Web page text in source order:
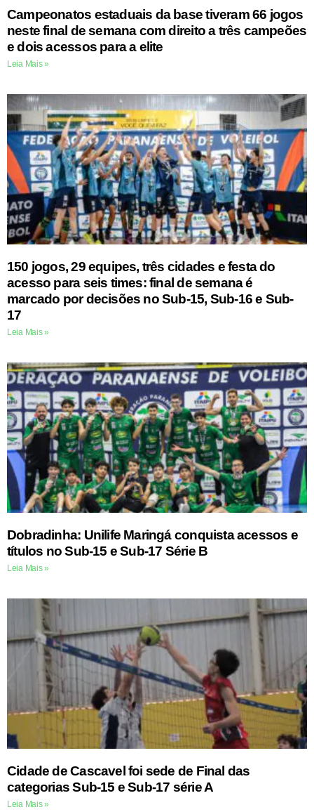
Campeonatos estaduais da base tiveram 66 jogos
neste final de semana com direito a três campeões
e dois acessos para a elite
Leia Mais »
150 jogos, 29 equipes, três cidades e festa do
acesso para seis times: final de semana é
marcado por decisões no Sub-15, Sub-16 e Sub-
17
Leia Mais »
Dobradinha: Unilife Maringá conquista acessos e
títulos no Sub-15 e Sub-17 Série B
Leia Mais »
Cidade de Cascavel foi sede de Final das
categorias Sub-15 e Sub-17 série A
Leia Mais »